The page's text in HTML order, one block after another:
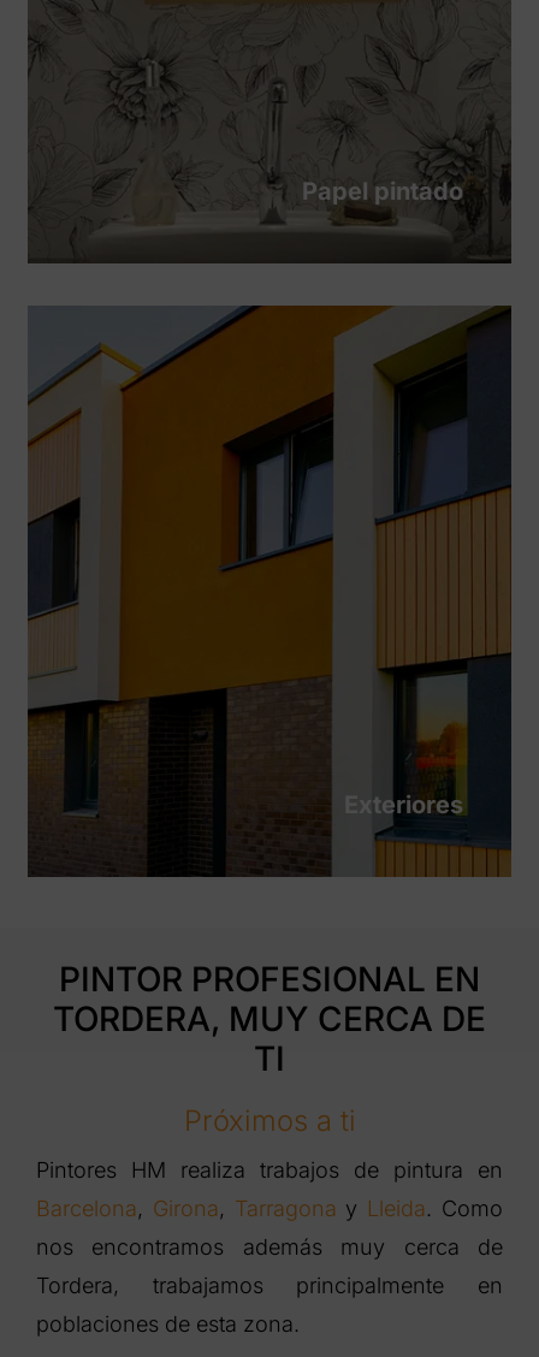
Papel pintado
Exteriores
PINTOR PROFESIONAL EN
TORDERA, MUY CERCA DE
TI
Próximos a ti
Pintores HM realiza trabajos de pintura en
Barcelona, Girona, Tarragona y Lleida. Como
nos encontramos además muy cerca de
Tordera, trabajamos principalmente en
poblaciones de esta zona.